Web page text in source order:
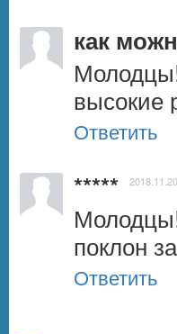
как
высокие
Ответить
*****
поклон
Ответить